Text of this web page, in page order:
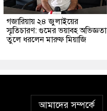
গজারিয়ায় ২৪ জুলাইয়ের
স্মৃতিচারণ: গুমের ভয়াবহ অভিজ্ঞতা
তুলে ধরলেন মারুফ মিয়াজি
আমাদের সম্পর্কে